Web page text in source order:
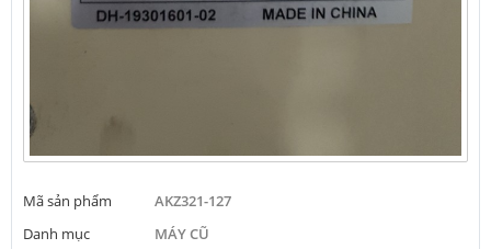
Mã sản phẩm
AKZ321-127
Danh mục
MÁY CŨ